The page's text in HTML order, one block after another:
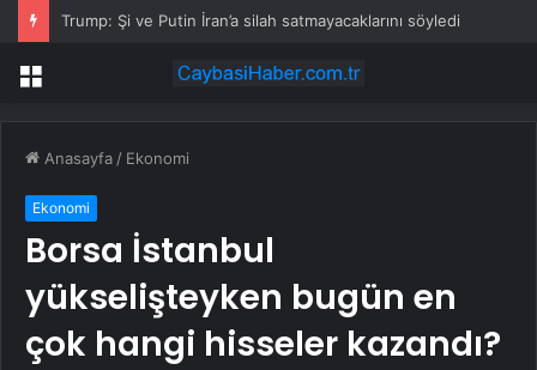
Trump: Şi ve Putin İran’a silah satmayacaklarını söyledi
Menü
Anasayfa / Ekonomi
Ekonomi
Borsa İstanbul
yükselişteyken bugün en
çok hangi hisseler kazandı?